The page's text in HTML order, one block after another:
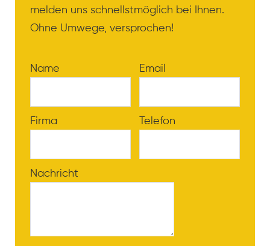
melden uns schnellstmöglich bei Ihnen.
Ohne Umwege, versprochen!
Name Email
Firma Telefon
Nachricht